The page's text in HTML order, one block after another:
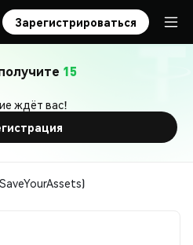
Зарегистрироваться
15
ждёт вас!